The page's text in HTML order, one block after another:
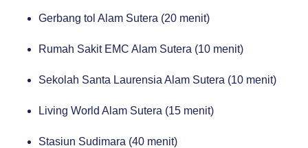
Gerbang tol Alam Sutera (20 menit)
Rumah Sakit EMC Alam Sutera (10 menit)
Sekolah Santa Laurensia Alam Sutera (10 menit)
Living World Alam Sutera (15 menit)
Stasiun Sudimara (40 menit)